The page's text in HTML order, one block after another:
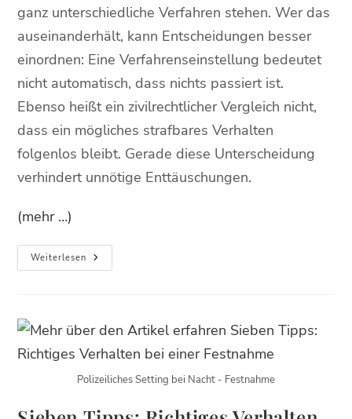
ganz unterschiedliche Verfahren stehen. Wer das
auseinanderhält, kann Entscheidungen besser
einordnen: Eine Verfahrenseinstellung bedeutet
nicht automatisch, dass nichts passiert ist.
Ebenso heißt ein zivilrechtlicher Vergleich nicht,
dass ein mögliches strafbares Verhalten
folgenlos bleibt. Gerade diese Unterscheidung
verhindert unnötige Enttäuschungen.
(mehr …)
Weiterlesen
Polizeiliches Setting bei Nacht - Festnahme